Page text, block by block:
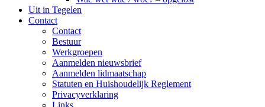
Uit in Tegelen
Contact
Contact
Bestuur
Werkgroepen
Aanmelden nieuwsbrief
Aanmelden lidmaatschap
Statuten en Huishoudelijk Reglement
Privacyverklaring
Links